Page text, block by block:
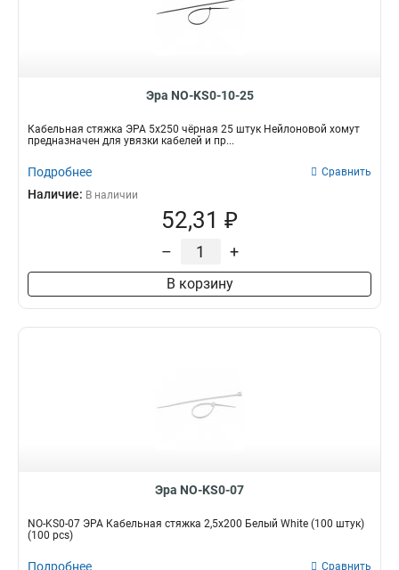
Эра NO-KS0-10-25
Кабельная стяжка ЭРА 5x250 чёрная 25 штук Нейлоновой хомут
предназначен для увязки кабелей и пр...
Подробнее Сравнить
Наличие: В наличии
52,31 ₽
– +
В корзину
Эра NO-KS0-07
NO-KS0-07 ЭРА Кабельная стяжка 2,5х200 Белый White (100 штук)
(100 pcs)
Подробнее Сравнить